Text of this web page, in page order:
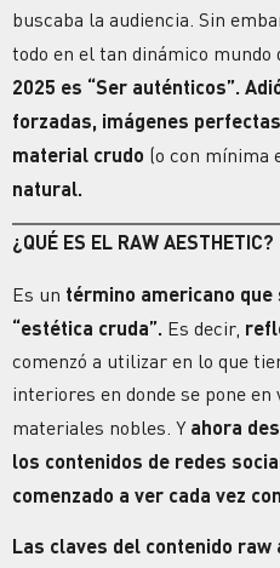
buscaba la audiencia . Sin
todo en el tan dinámico mundo
2025 es “Ser auténticos”.
forzadas, imágenes
material crudo (o con mínima
natural.
¿QUÉ ES EL RAW AESTHETIC?
Es un término americano
“estética cruda”. Es decir,
comenzó a utilizar en lo que
interiores en donde se pone
materiales nobles. Y ahora
los contenidos de redes
comenzado a ver cada vez
Las claves del contenido raw